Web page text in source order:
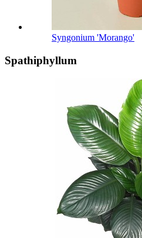
Syngonium 'Morango'
Spathiphyllum